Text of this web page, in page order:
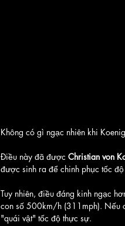
Không có gì ngạc nhiên khi
Điều này đã được Christian von
được sinh ra để chinh phục tốc
Tuy nhiên, điều đáng kinh ngạc
con số 500km/h (311mph). Nếu
"quái vật" tốc độ thực sự.